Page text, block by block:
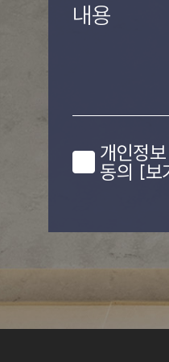
내용
개인정
동의 [보